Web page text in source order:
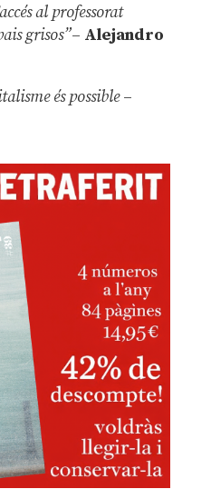
al professorat
grisos”– Alejandro
és possible –